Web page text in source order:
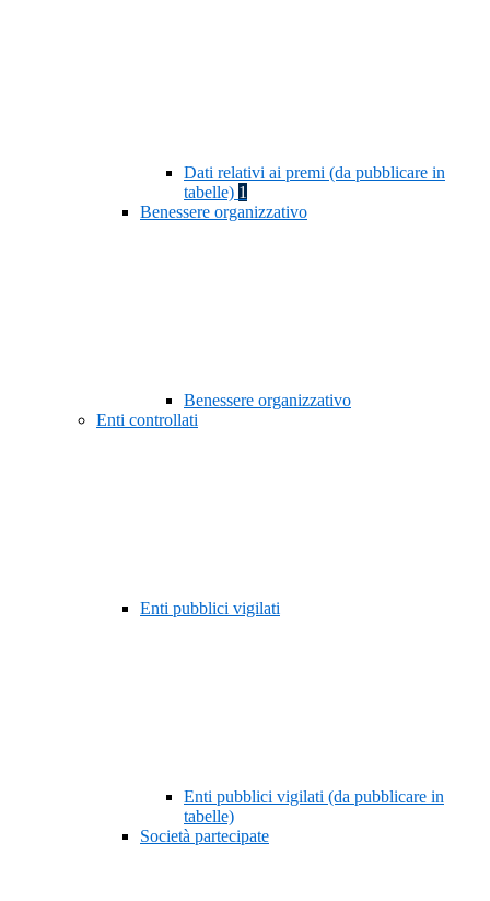
Dati relativi ai premi (da pubblicare in
tabelle) 1
Benessere organizzativo
Benessere organizzativo
Enti controllati
Enti pubblici vigilati
Enti pubblici vigilati (da pubblicare in
tabelle)
Società partecipate